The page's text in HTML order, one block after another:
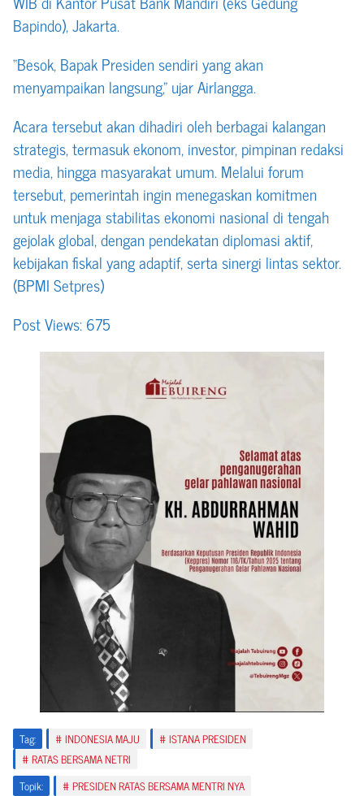
Bapindo), Jakarta.
“Besok, Bapak Presiden sendiri yang akan
menyampaikan langsung,” ujar Airlangga.
Acara tersebut akan dihadiri oleh berbagai kalangan
strategis, termasuk ekonom, investor, pimpinan redaksi
media, hingga masyarakat umum. Melalui forum
tersebut, pemerintah ingin menegaskan komitmen
untuk menjaga stabilitas ekonomi nasional di tengah
gejolak global, dengan pendekatan diplomasi aktif,
kebijakan fiskal yang adaptif, serta sinergi lintas sektor.
(BPMI Setpres)
Post Views:675
Tag: INDONESIA MAJU
ISTANA PRESIDEN
RATAS BERSAMA NETRI
Topik:
PRESIDEN RATAS BERSAMA MENTRI NYA